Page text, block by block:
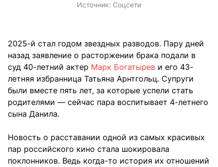
Источник: Соцсети
2025-й стал годом звездных разводов. Пару дней
назад заявление о расторжении брака подали в
суд 40-летний актер Марк Богатырев и его 43-
летняя избранница Татьяна Арнтгольц. Супруги
были вместе пять лет, за которые успели стать
родителями — сейчас пара воспитывает 4-летнего
сына Данила.
Новость о расставании одной из самых красивых
пар российского кино стала шокировала
поклонников. Ведь когда-то история их отношений